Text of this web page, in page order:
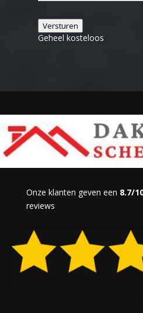
Versturen
Geheel kosteloos
Onze klanten geven een 8.7/
reviews